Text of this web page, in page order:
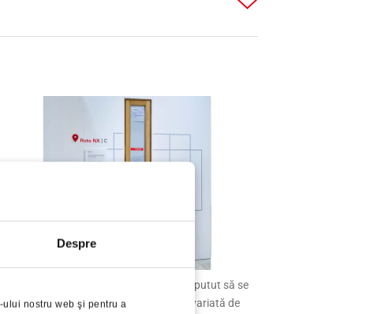
Despre
nostru web şi pentru a
La „Fensterbau Frontale”, vizitatorii au putut să se
familiarizeze, printre altele, cu gama variată de